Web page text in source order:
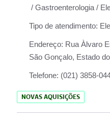
/ Gastroenterologia /
Tipo de atendimento:
Endereço: Rua Àlvaro
São Gonçalo, Estado
Telefone: (021) 3858-
NOVAS AQUISIÇÕES